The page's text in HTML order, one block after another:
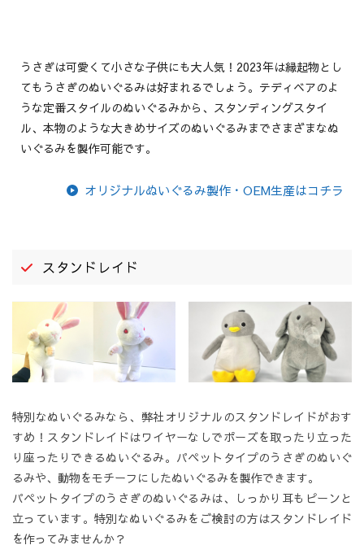
うさぎは可愛くて小さな子供にも大人気！2023年は縁起物とし
てもうさぎのぬいぐるみは好まれるでしょう。テディベアのよ
うな定番スタイルのぬいぐるみから、スタンディングスタイ
ル、本物のような大きめサイズのぬいぐるみまでさまざまなぬ
いぐるみを製作可能です。
オリジナルぬいぐるみ製作・OEM生産はコチラ
スタンドレイド
特別なぬいぐるみなら、弊社オリジナルのスタンドレイドがおす
すめ！スタンドレイドはワイヤーなしでポーズを取ったり立った
り座ったりできるぬいぐるみ。パペットタイプのうさぎのぬいぐ
るみや、動物をモチーフにしたぬいぐるみを製作できます。
パペットタイプのうさぎのぬいぐるみは、しっかり耳もピーンと
立っています。特別なぬいぐるみをご検討の方はスタンドレイド
を作ってみませんか？